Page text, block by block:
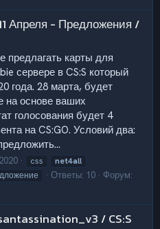
Апреля - Предложения /
предлагать карты для
сервере в CS:S который
года. 28 марта, будет
на основе ваших
голосования будет 4
на CS:GO. Условий два:
css
net4all
Ответы: 10
Форум:
/ CS:S